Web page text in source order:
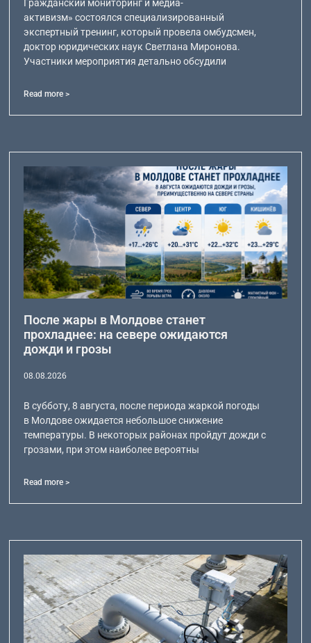
Гражданский мониторинг и медиа-
активизм» состоялся специализированный
экспертный тренинг, который провела омбудсмен,
доктор юридических наук Светлана Миронова.
Участники мероприятия детально обсудили
Read more >
После жары в Молдове станет
прохладнее: на севере ожидаются
дожди и грозы
08.08.2026
В субботу, 8 августа, после периода жаркой погоды
в Молдове ожидается небольшое снижение
температуры. В некоторых районах пройдут дожди с
грозами, при этом наиболее вероятны
Read more >